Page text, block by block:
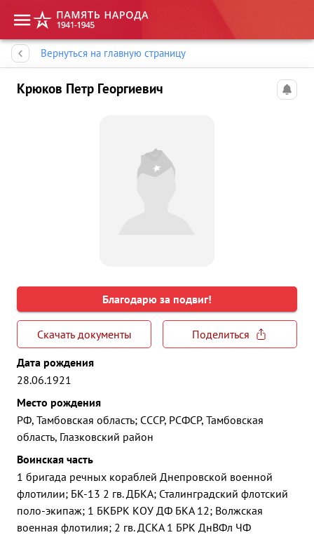
Вернуться на главную страницу
Крюков Петр Георгиевич
Благодарю за подвиг!
Скачать документы
Поделиться
Дата рождения
28.06.1921
Место рождения
РФ, Тамбовская область; СССР, РСФСР, Тамбовская
область, Глазковский район
Воинская часть
1 бригада речных кораблей Днепровской военной
флотилии; БК-13 2 гв. ДБКА; Сталинградский флотский
поло-экипаж; 1 БКБРК КОУ ДФ БКА 12; Волжская
военная флотилия; 2 гв. ДСКА 1 БРК ДнВФл ЧФ
Память народа